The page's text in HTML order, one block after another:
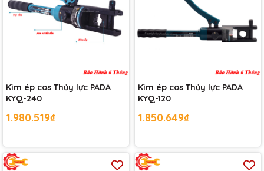
Kìm ép cos Thủy lực PADA
KYQ-240
1.980.519₫
Kìm ép cos Thủy lực PADA
KYQ-120
1.850.649₫